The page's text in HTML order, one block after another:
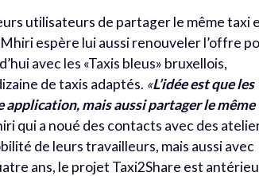
utilisateurs de partager le même taxi
espère lui aussi renouveler l’offre
avec les «Taxis bleus» bruxellois,
de taxis adaptés. «L’idée est que les
mais aussi partager le même
qui a noué des contacts avec des
de leurs travailleurs, mais aussi avec
ans, le projet Taxi2Share est